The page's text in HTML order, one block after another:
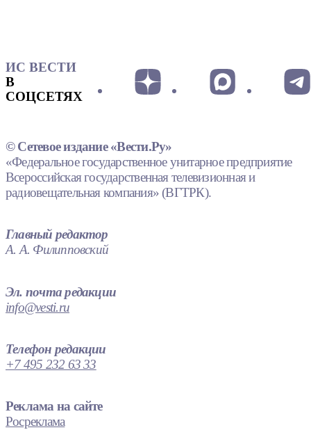
ИС ВЕСТИ
В
СОЦСЕТЯХ
© Сетевое издание «Вести.Ру»
«Федеральное государственное унитарное предприятие
Всероссийская государственная телевизионная и
радиовещательная компания» (ВГТРК).
Главный редактор
А. А. Филипповский
Эл. почта редакции
info@vesti.ru
Телефон редакции
+7 495 232 63 33
Реклама на сайте
Росреклама